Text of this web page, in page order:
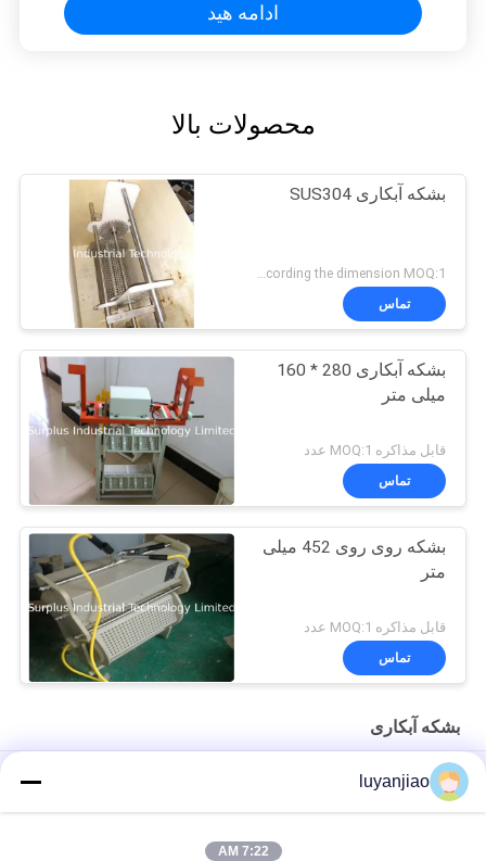
ادامه هید
محصولات بالا
بشکه آبکاری SUS304
according the dimension MOQ:1 عدد
تماس
بشکه آبکاری 280 * 160
میلی متر
قابل مذاکره MOQ:1 عدد
تماس
بشکه روی روی 452 میلی
متر
قابل مذاکره MOQ:1 عدد
تماس
بشکه آبکاری
آبکاری نیکل بشکه آبکاری قابل حمل دستی PP Mini
تجهیزات خط تولید ورق کروم بشکه ای با سرعت خودکار PP برای
luyanjiao
7:22 AM